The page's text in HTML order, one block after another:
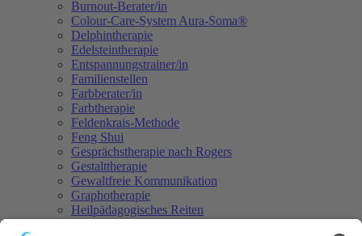
Burnout-Berater/in
Colour-Care-System Aura-Soma®
Delphintherapie
Edelsteintherapie
Entspannungstrainer/in
Familienstellen
Farbberater/in
Farbtherapie
Feldenkrais-Methode
Feng Shui
Gesprächstherapie nach Rogers
Gestalttherapie
Gewaltfreie Kommunikation
Graphotherapie
Heilpädagogisches Reiten